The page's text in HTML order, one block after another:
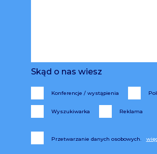
Skąd o nas wiesz
Konferencje / wystąpienia
Wyszukiwarka Reklama
Przetwarzanie danych osobowych.